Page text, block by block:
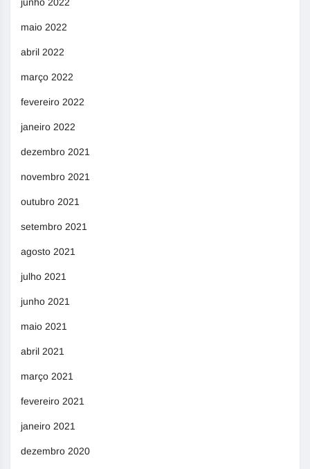
maio 2022
abril 2022
março 2022
fevereiro 2022
janeiro 2022
dezembro 2021
novembro 2021
outubro 2021
setembro 2021
agosto 2021
julho 2021
junho 2021
maio 2021
abril 2021
março 2021
fevereiro 2021
janeiro 2021
dezembro 2020